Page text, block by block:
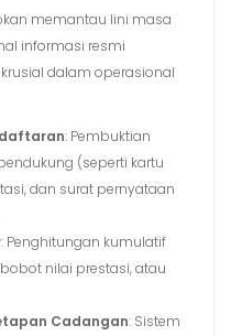
memantau lini masa
informasi resmi
dalam operasional
: Pembuktian
(seperti kartu
dan surat pernyataan
: Penghitungan kumulatif
nilai prestasi, atau
Cadangan: Sistem